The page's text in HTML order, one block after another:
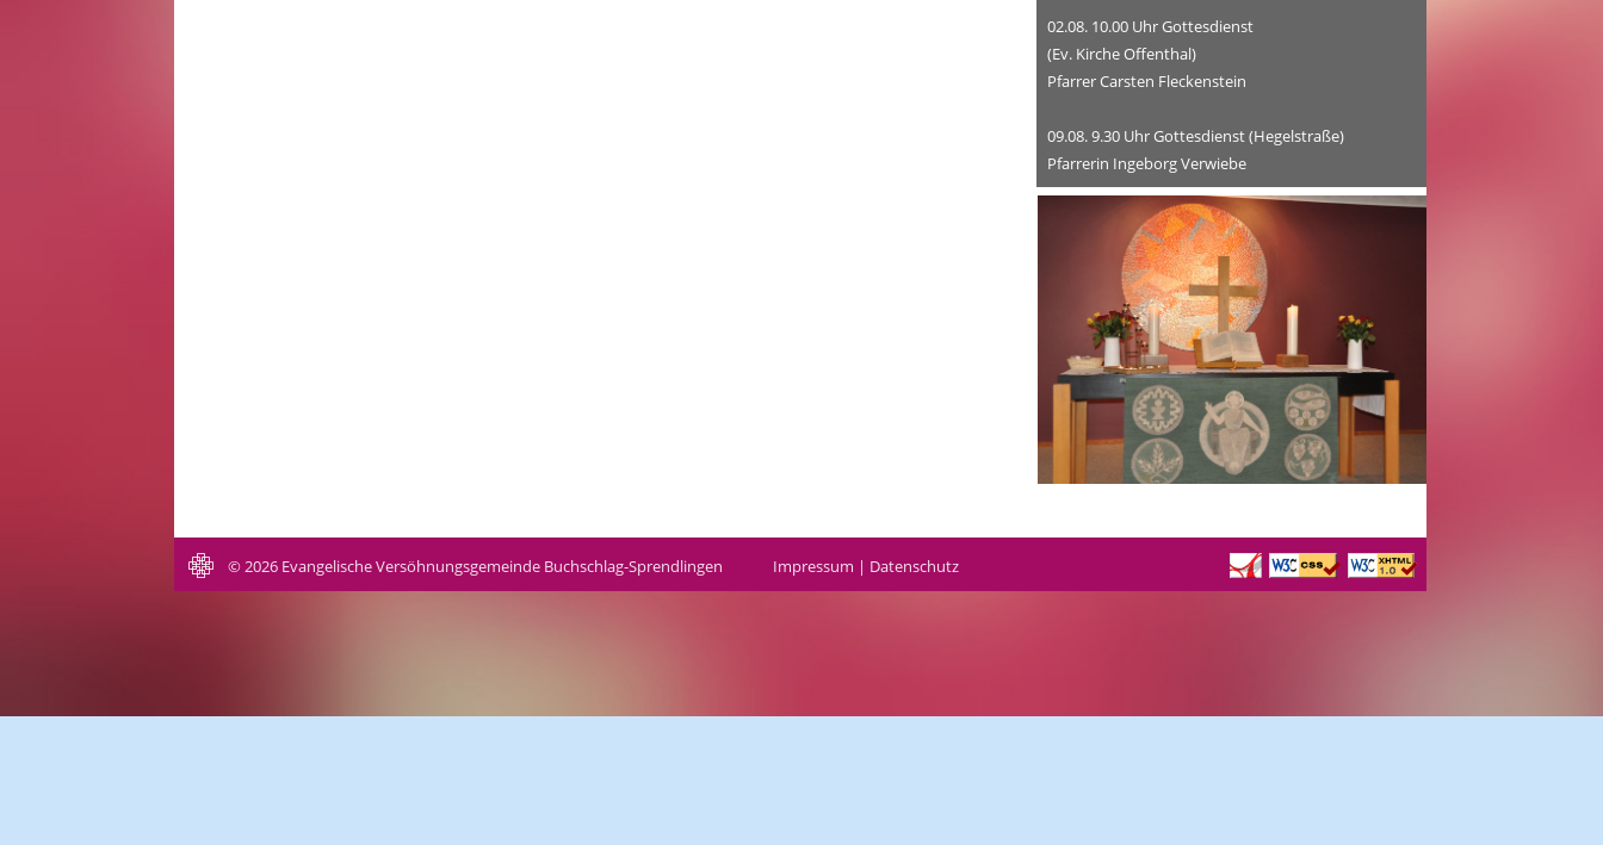
02.08. 10.00 Uhr Gottesdienst
(Ev. Kirche Offenthal)
Pfarrer Carsten Fleckenstein
09.08. 9.30 Uhr Gottesdienst (Hegelstraße)
Pfarrerin Ingeborg Verwiebe
© 2026 Evangelische Versöhnungsgemeinde Buchschlag-Sprendlingen Impressum | Datenschutz